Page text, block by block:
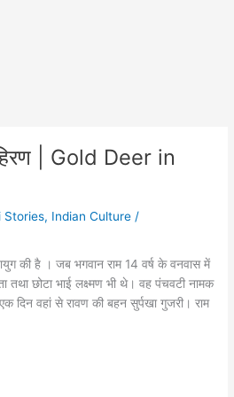
| Gold Deer in
Stories, Indian Culture /
की है । जब भगवान राम 14 वर्ष के वनवास में
छोटा भाई लक्ष्मण भी थे। वह पंचवटी नामक
दिन वहां से रावण की बहन सुर्पखा गुजरी। राम